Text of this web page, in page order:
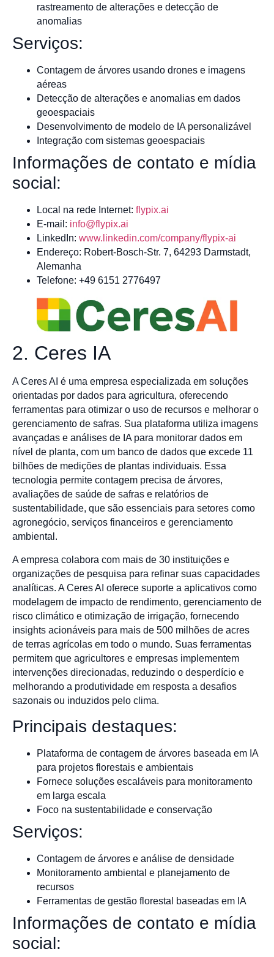
rastreamento de alterações e detecção de
anomalias
Serviços:
Contagem de árvores usando drones e imagens
aéreas
Detecção de alterações e anomalias em dados
geoespaciais
Desenvolvimento de modelo de IA personalizável
Integração com sistemas geoespaciais
Informações de contato e mídia
social:
Local na rede Internet: flypix.ai
E-mail: info@flypix.ai
LinkedIn: www.linkedin.com/company/flypix-ai
Endereço: Robert-Bosch-Str. 7, 64293 Darmstadt,
Alemanha
Telefone: +49 6151 2776497
2. Ceres IA
A Ceres AI é uma empresa especializada em soluções
orientadas por dados para agricultura, oferecendo
ferramentas para otimizar o uso de recursos e melhorar o
gerenciamento de safras. Sua plataforma utiliza imagens
avançadas e análises de IA para monitorar dados em
nível de planta, com um banco de dados que excede 11
bilhões de medições de plantas individuais. Essa
tecnologia permite contagem precisa de árvores,
avaliações de saúde de safras e relatórios de
sustentabilidade, que são essenciais para setores como
agronegócio, serviços financeiros e gerenciamento
ambiental.
A empresa colabora com mais de 30 instituições e
organizações de pesquisa para refinar suas capacidades
analíticas. A Ceres AI oferece suporte a aplicativos como
modelagem de impacto de rendimento, gerenciamento de
risco climático e otimização de irrigação, fornecendo
insights acionáveis para mais de 500 milhões de acres
de terras agrícolas em todo o mundo. Suas ferramentas
permitem que agricultores e empresas implementem
intervenções direcionadas, reduzindo o desperdício e
melhorando a produtividade em resposta a desafios
sazonais ou induzidos pelo clima.
Principais destaques:
Plataforma de contagem de árvores baseada em IA
para projetos florestais e ambientais
Fornece soluções escaláveis para monitoramento
em larga escala
Foco na sustentabilidade e conservação
Serviços:
Contagem de árvores e análise de densidade
Monitoramento ambiental e planejamento de
recursos
Ferramentas de gestão florestal baseadas em IA
Informações de contato e mídia
social: